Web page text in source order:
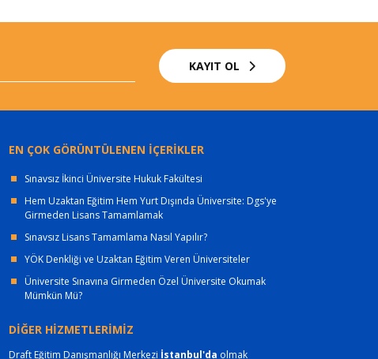
KAYIT OL
EN ÇOK GÖRÜNTÜLENEN İÇERİKLER
Sınavsız İkinci Üniversite Hukuk Fakültesi
Hem Uzaktan Eğitim Hem Yurt Dışında Üniversite: Dgs'ye
Girmeden Lisans Tamamlamak
Sınavsız Lisans Tamamlama Nasıl Yapılır?
YÖK Denkliği ve Uzaktan Eğitim Veren Üniversiteler
Üniversite Sınavına Girmeden Özel Üniversite Okumak
Mümkün Mü?
DİĞER HİZMETLERİMİZ
Draft Eğitim Danışmanlığı Merkezi İstanbul'da olmak